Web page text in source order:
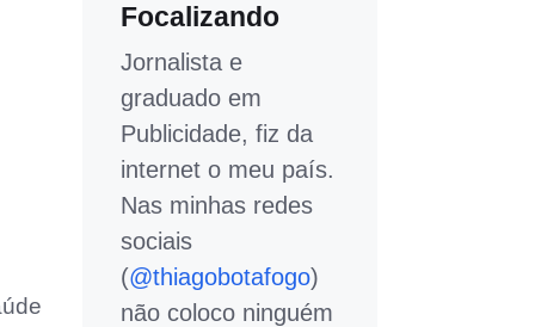
Focalizando
Jornalista e
graduado em
Publicidade, fiz da
internet o meu país.
Nas minhas redes
sociais
(@thiagobotafogo)
não coloco ninguém